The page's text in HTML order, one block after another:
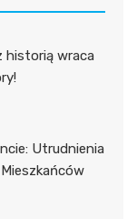
historią wraca
Utrudnienia